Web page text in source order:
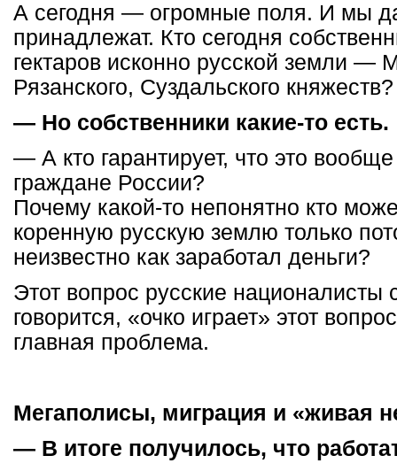
А сегодня — огромные поля. И мы
принадлежат. Кто сегодня
гектаров исконно русской земли —
Рязанского, Суздальского княжеств?
— Но собственники какие-то есть.
— А кто гарантирует, что это
граждане России?
Почему какой-то непонятно кто
коренную русскую землю только
неизвестно как заработал деньги?
Этот вопрос русские националисты
говорится, «очко играет» этот
главная проблема.
Мегаполисы, миграция и «живая
— В итоге получилось, что